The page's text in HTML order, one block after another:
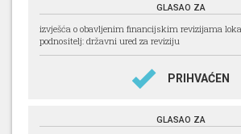
GLASAO ZA
izvješća o obavljenim financijskim revizijama
podnositelj: državni ured za reviziju
PRIHVAĆEN
GLASAO ZA